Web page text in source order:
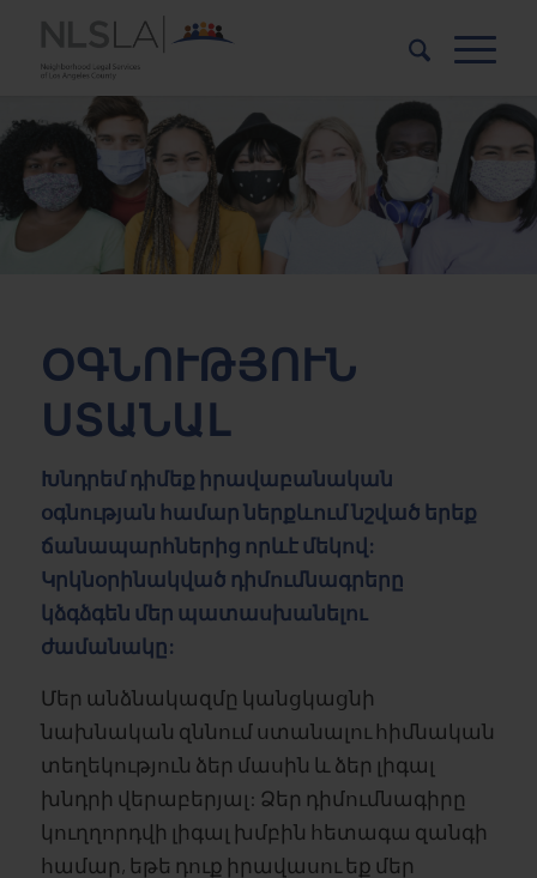
Content
navigation
ՕԳՆՈՒԹՅՈՒՆ
ՍՏԱՆԱԼ
Խնդրեմ դիմեք իրավաբանական
օգնության համար ներքևում նշված երեք
ճանապարհներից որևէ մեկով:
Կրկնօրինակված դիմումնագրերը
կձգձգեն մեր պատասխանելու
ժամանակը:
Մեր անձնակազմը կանցկացնի
նախնական զննում ստանալու հիմնական
տեղեկություն ձեր մասին և ձեր լիգալ
խնդրի վերաբերյալ: Ձեր դիմումնագիրը
կուղղորդվի լիգալ խմբին հետագա զանգի
համար, եթե դուք իրավասու եք մեր